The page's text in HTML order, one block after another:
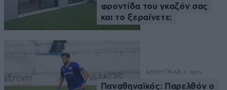
φροντίδα του γκαζόν σας
και το ξεραίνετε;
ΑΘΛΗΤΙΚΑ8 λ. πριν
Παναθηναϊκός: Παρελθόν ο